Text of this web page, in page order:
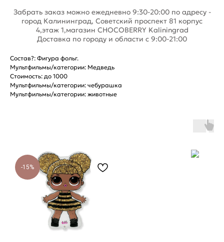
Забрать заказ можно ежедневно 9:30-20:00 по адресу -
город Калининград, Советский проспект 81 корпус
4,этаж 1,магазин CHOCOBERRY Kaliningrad
Доставка по городу и области с 9:00-21:00
Состав?: Фигура фольг.
Мультфильмы/категории: Медведь
Стоимость: до 1000
Мультфильмы/категории: чебурашка
Мультфильмы/категории: животные
-15%